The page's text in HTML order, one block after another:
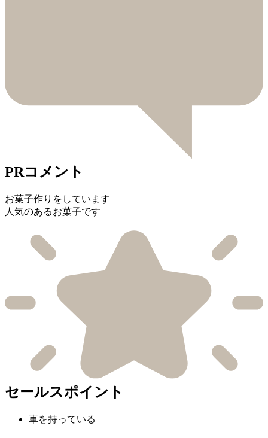
PRコメント
お菓子作りをしています
人気のあるお菓子です
セールスポイント
車を持っている